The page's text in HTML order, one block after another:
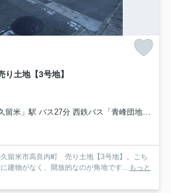
土地【3号地】
」駅 バス27分 西鉄バス「青峰団地」 停歩4分
留米市高良内町 売り土地【3号地】。こち
建物がなく、開放的なのが角地です... もっと